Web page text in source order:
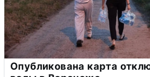
Опубликована карта